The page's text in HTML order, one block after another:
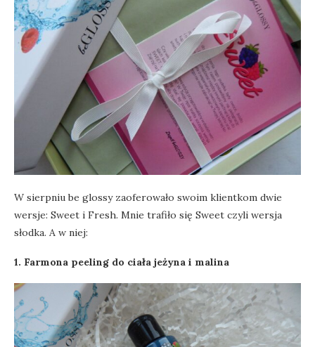
W sierpniu be glossy zaoferowało swoim klientkom dwie
wersje: Sweet i Fresh. Mnie trafiło się Sweet czyli wersja
słodka. A w niej:
1. Farmona peeling do ciała jeżyna i malina